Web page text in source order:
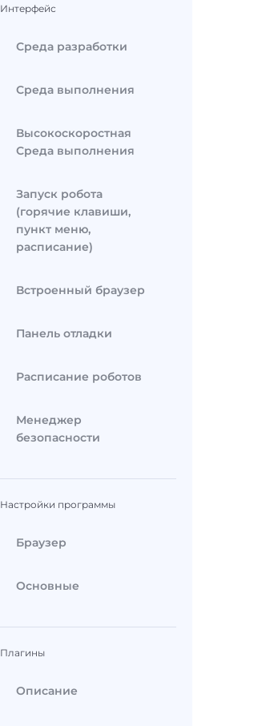
Интерфейс
Среда разработки
Среда выполнения
Высокоскоростная
Среда выполнения
Запуск робота
(горячие клавиши,
пункт меню,
расписание)
Встроенный браузер
Панель отладки
Расписание роботов
Менеджер
безопасности
Настройки программы
Браузер
Основные
Плагины
Описание